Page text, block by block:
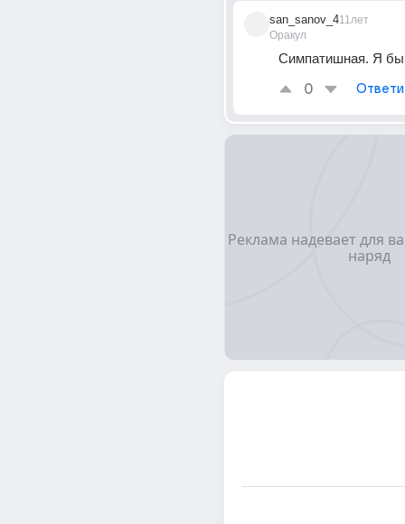
san_sanov_4
Оракул
11лет
Симпатишная. Я бы
0